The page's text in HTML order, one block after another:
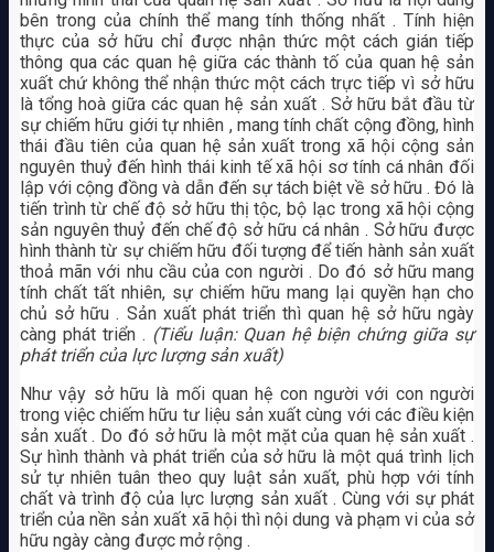
bên trong của chính thể mang tính thống nhất . Tính hiện
thực của sở hữu chỉ được nhận thức một cách gián tiếp
thông qua các quan hệ giữa các thành tố của quan hệ sản
xuất chứ không thể nhận thức một cách trực tiếp vì sở hữu
là tổng hoà giữa các quan hệ sản xuất . Sở hữu bắt đầu từ
sự chiếm hữu giới tự nhiên , mang tính chất cộng đồng, hình
thái đầu tiên của quan hệ sản xuất trong xã hội cộng sản
nguyên thuỷ đến hình thái kinh tế xã hội sơ tính cá nhân đối
lập với cộng đồng và dẫn đến sự tách biệt về sở hữu . Đó là
tiến trình từ chế độ sở hữu thị tộc, bộ lạc trong xã hội cộng
sản nguyên thuỷ đến chế độ sở hữu cá nhân . Sở hữu được
hình thành từ sự chiếm hữu đối tượng để tiến hành sản xuất
thoả mãn với nhu cầu của con người . Do đó sở hữu mang
tính chất tất nhiên, sự chiếm hữu mang lại quyền hạn cho
chủ sở hữu . Sản xuất phát triển thì quan hệ sở hữu ngày
càng phát triển . (Tiểu luận: Quan hệ biện chứng giữa sự
phát triển của lực lượng sản xuất)
Như vậy sở hữu là mối quan hệ con người với con người
trong việc chiếm hữu tư liệu sản xuất cùng với các điều kiện
sản xuất . Do đó sở hữu là một mặt của quan hệ sản xuất .
Sự hình thành và phát triển của sở hữu là một quá trình lịch
sử tự nhiên tuân theo quy luật sản xuất, phù hợp với tính
chất và trình độ của lực lượng sản xuất . Cùng với sự phát
triển của nền sản xuất xã hội thì nội dung và phạm vi của sở
hữu ngày càng được mở rộng .